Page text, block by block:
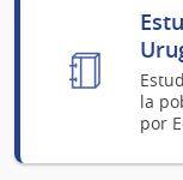
la
por